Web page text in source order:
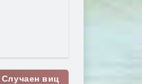
Случаен виц